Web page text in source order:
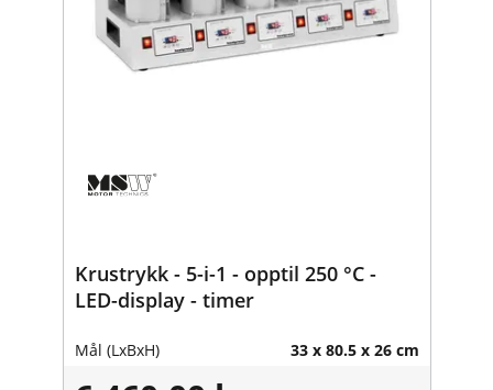
Krustrykk - 5-i-1 - opptil 250 °C -
LED-display - timer
Mål (LxBxH) 33 x 80.5 x 26 cm